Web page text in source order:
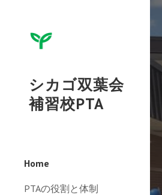
シカゴ双葉会
補習校PTA
Home
PTAの役割と体制